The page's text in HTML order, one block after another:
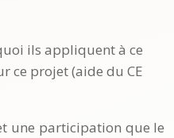
ils appliquent à ce
ce projet (aide du CE
une participation que le